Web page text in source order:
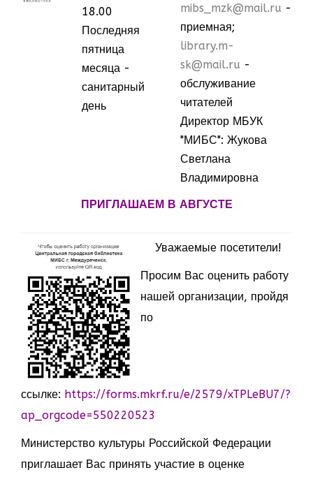
18.00
Последняя
пятница
месяца -
санитарный
день
mibs_mzk@mail.ru -
приемная;
library.m-
sk@mail.ru -
обслуживание
читателей
Директор МБУК
"МИБС": Жукова
Светлана
Владимировна
ПРИГЛАШАЕМ В АВГУСТЕ
Уважаемые посетители!
Просим Вас оценить работу
нашей организации, пройдя
по
ссылке: https://forms.mkrf.ru/e/2579/xTPLeBU7/?
ap_orgcode=550220523
Министерство культуры Российской Федерации
приглашает Вас принять участие в оценке